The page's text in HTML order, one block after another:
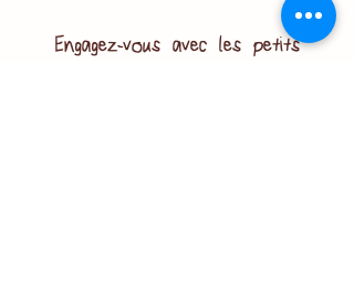
Engagez-vous avec les petits